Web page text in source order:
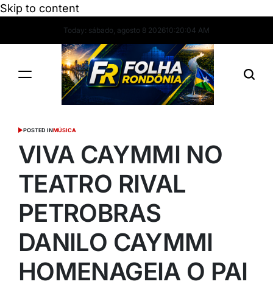
Skip to content
Today: sábado, agosto 8 202610:20:05 AM
POSTED INMÚSICA
VIVA CAYMMI NO
TEATRO RIVAL
PETROBRAS
DANILO CAYMMI
HOMENAGEIA O PAI